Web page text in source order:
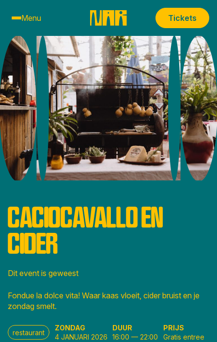
Menu Tickets
CACIOCAVALLO EN
CIDER
Dit event is geweest
Fondue la dolce vita! Waar kaas vloeit, cider bruist en je
zondag smelt.
restaurant
ZONDAG
4 JANUARI 2026
DUUR
16:00—22:00
PRIJS
Gratis entree